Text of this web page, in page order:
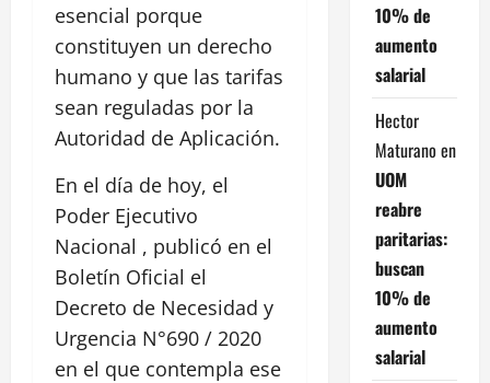
esencial porque
constituyen un derecho
humano y que las tarifas
sean reguladas por la
Autoridad de Aplicación.
En el día de hoy, el
Poder Ejecutivo
Nacional , publicó en el
Boletín Oficial el
Decreto de Necesidad y
Urgencia N°690 / 2020
en el que contempla ese
10% de
aumento
salarial
Hector
Maturano en
UOM
reabre
paritarias:
buscan
10% de
aumento
salarial